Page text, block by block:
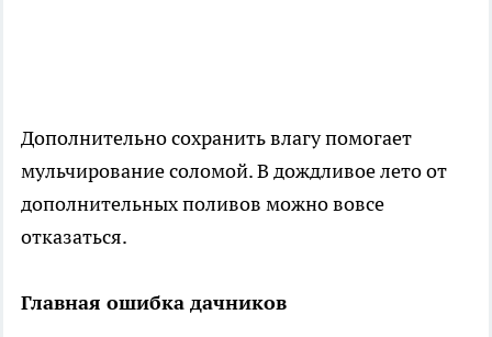
Дополнительно сохранить влагу помогает
мульчирование соломой. В дождливое лето от
дополнительных поливов можно вовсе
отказаться.
Главная ошибка дачников